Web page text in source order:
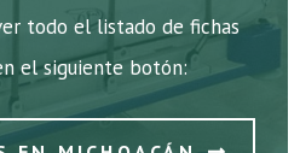
todo el listado de fichas
el siguiente botón: